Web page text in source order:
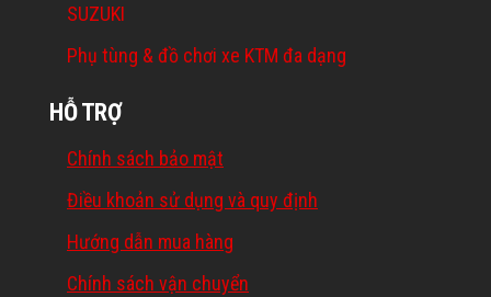
SUZUKI
Phụ tùng & đồ chơi xe KTM đa dạng
HỖ TRỢ
Chính sách bảo mật
Điều khoản sử dụng và quy định
Hướng dẫn mua hàng
Chính sách vận chuyển